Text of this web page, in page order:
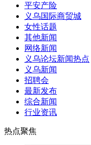
平安产险
义乌国际商贸城
女性话题
其他新闻
网络新闻
义乌论坛新闻热点
义乌新闻
招聘会
最新发布
综合新闻
行业资讯
热点聚焦